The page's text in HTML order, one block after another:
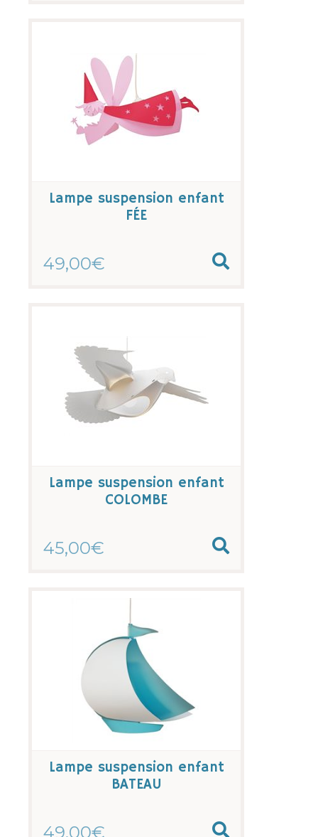
Lampe suspension enfant
FÉE
49,00€
Lampe suspension enfant
COLOMBE
45,00€
Lampe suspension enfant
BATEAU
49,00€